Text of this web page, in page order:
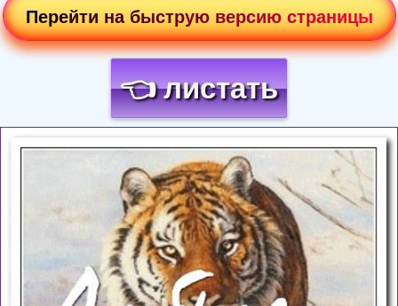
Перейти на быструю версию страницы
👈 листать
Загрузка картинки...